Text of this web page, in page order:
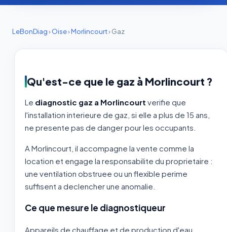
LeBonDiag›Oise›Morlincourt›Gaz
Qu'est-ce que le gaz à Morlincourt ?
Le diagnostic gaz a Morlincourt verifie que
l'installation interieure de gaz, si elle a plus de 15 ans,
ne presente pas de danger pour les occupants.
A Morlincourt, il accompagne la vente comme la
location et engage la responsabilite du proprietaire :
une ventilation obstruee ou un flexible perime
suffisent a declencher une anomalie.
Ce que mesure le diagnostiqueur
Appareils de chauffage et de production d'eau